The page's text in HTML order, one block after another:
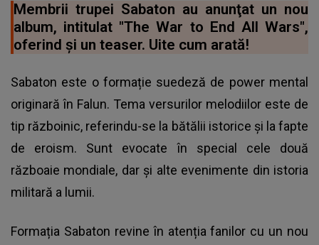
Membrii trupei Sabaton au anunţat un nou
album, intitulat "The War to End All Wars",
oferind şi un teaser. Uite cum arată!
Sabaton este o formație suedeză de power mental
originară în Falun. Tema versurilor melodiilor este de
tip războinic, referindu-se la bătălii istorice și la fapte
de eroism. Sunt evocate în special cele două
războaie mondiale, dar și alte evenimente din istoria
militară a lumii.
Formația Sabaton revine în atenția fanilor cu un nou